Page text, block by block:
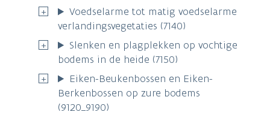
Voedselarme tot matig voedselarme
verlandingsvegetaties (7140)
Slenken en plagplekken op vochtige
bodems in de heide (7150)
Eiken-Beukenbossen en Eiken-
Berkenbossen op zure bodems
(9120_9190)